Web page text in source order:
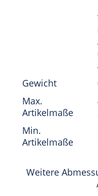
Gewicht
Max.
Artikelmaße
Min.
Artikelmaße
Weitere